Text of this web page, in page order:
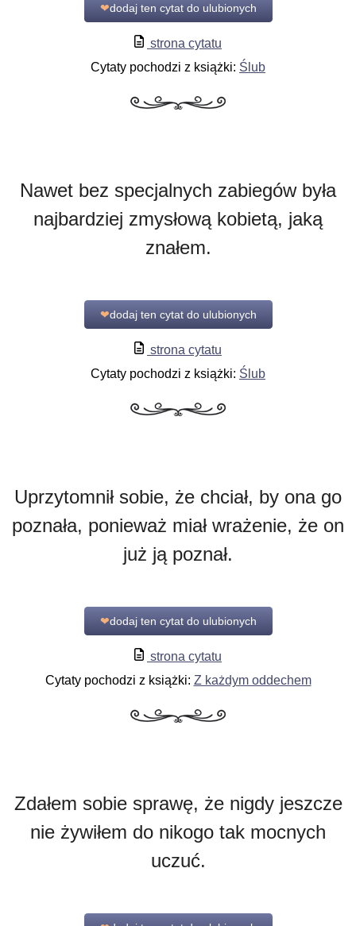
❤dodaj ten cytat do ulubionych
strona cytatu
Cytaty pochodzi z książki: Ślub
Nawet bez specjalnych zabiegów była
najbardziej zmysłową kobietą, jaką
znałem.
❤dodaj ten cytat do ulubionych
strona cytatu
Cytaty pochodzi z książki: Ślub
Uprzytomnił sobie, że chciał, by ona go
poznała, ponieważ miał wrażenie, że on
już ją poznał.
❤dodaj ten cytat do ulubionych
strona cytatu
Cytaty pochodzi z książki: Z każdym oddechem
Zdałem sobie sprawę, że nigdy jeszcze
nie żywiłem do nikogo tak mocnych
uczuć.